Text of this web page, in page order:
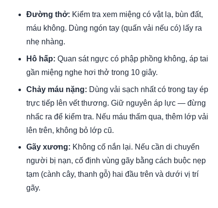
Đường thở: Kiểm tra xem miệng có vật lạ, bùn đất,
máu không. Dùng ngón tay (quấn vải nếu có) lấy ra
nhẹ nhàng.
Hô hấp: Quan sát ngực có phập phồng không, áp tai
gần miệng nghe hơi thở trong 10 giây.
Chảy máu nặng: Dùng vải sạch nhất có trong tay ép
trực tiếp lên vết thương. Giữ nguyên áp lực — đừng
nhấc ra để kiểm tra. Nếu máu thấm qua, thêm lớp vải
lên trên, không bỏ lớp cũ.
Gãy xương: Không cố nắn lại. Nếu cần di chuyển
người bị nạn, cố định vùng gãy bằng cách buộc nẹp
tạm (cành cây, thanh gỗ) hai đầu trên và dưới vị trí
gãy.